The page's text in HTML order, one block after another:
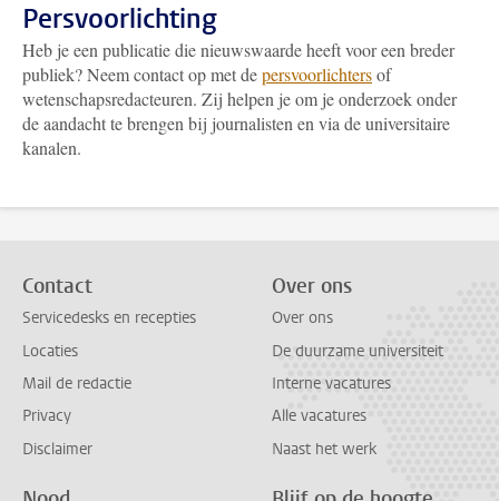
Persvoorlichting
Heb je een publicatie die nieuwswaarde heeft voor een breder
publiek? Neem contact op met depersvoorlichtersof
wetenschapsredacteuren. Zij helpen je om je onderzoek onder
de aandacht te brengen bij journalisten en via de universitaire
kanalen.
Contact
Servicedesks en recepties
Locaties
Mail de redactie
Privacy
Disclaimer
Over ons
Over ons
De duurzame universiteit
Interne vacatures
Alle vacatures
Naast het werk